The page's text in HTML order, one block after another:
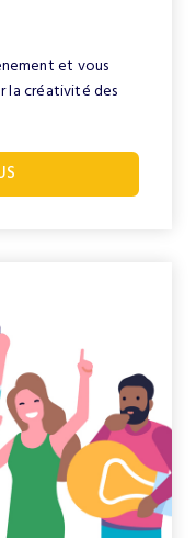
et vous
la créativité des